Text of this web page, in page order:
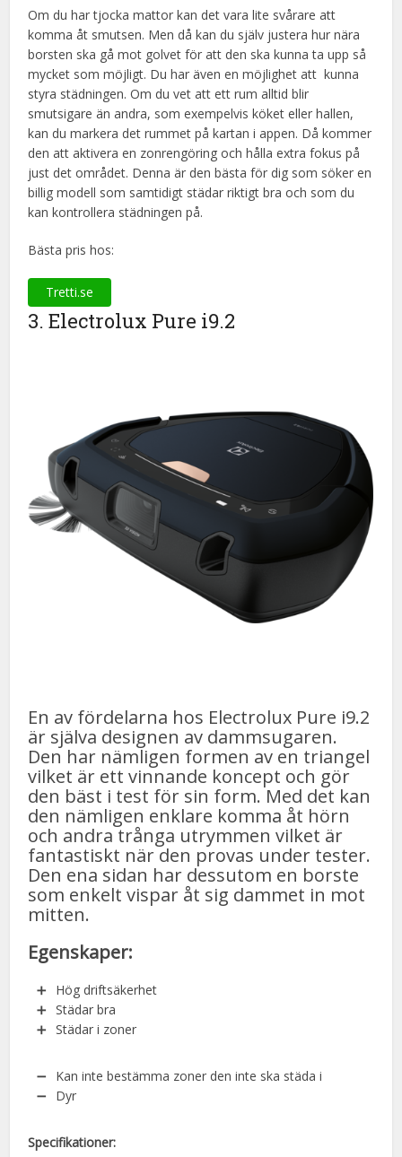
Om du har tjocka mattor kan det vara lite svårare att
komma åt smutsen. Men då kan du själv justera hur nära
borsten ska gå mot golvet för att den ska kunna ta upp så
mycket som möjligt. Du har även en möjlighet att kunna
styra städningen. Om du vet att ett rum alltid blir
smutsigare än andra, som exempelvis köket eller hallen,
kan du markera det rummet på kartan i appen. Då kommer
den att aktivera en zonrengöring och hålla extra fokus på
just det området. Denna är den bästa för dig som söker en
billig modell som samtidigt städar riktigt bra och som du
kan kontrollera städningen på.
Bästa pris hos:
Tretti.se
3. Electrolux Pure i9.2
En av fördelarna hos Electrolux Pure i9.2
är själva designen av dammsugaren.
Den har nämligen formen av en triangel
vilket är ett vinnande koncept och gör
den bäst i test för sin form. Med det kan
den nämligen enklare komma åt hörn
och andra trånga utrymmen vilket är
fantastiskt när den provas under tester.
Den ena sidan har dessutom en borste
som enkelt vispar åt sig dammet in mot
mitten.
Egenskaper:
Hög driftsäkerhet
Städar bra
Städar i zoner
Kan inte bestämma zoner den inte ska städa i
Dyr
Specifikationer: